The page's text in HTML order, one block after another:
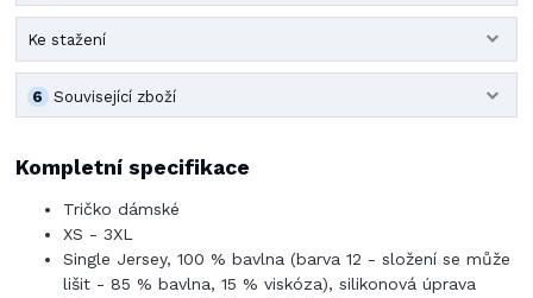
Ke stažení
Související zboží
6
Kompletní specifikace
Tričko dámské
XS - 3XL
Single Jersey, 100 % bavlna (barva 12 - složení se může
lišit - 85 % bavlna, 15 % viskóza), silikonová úprava